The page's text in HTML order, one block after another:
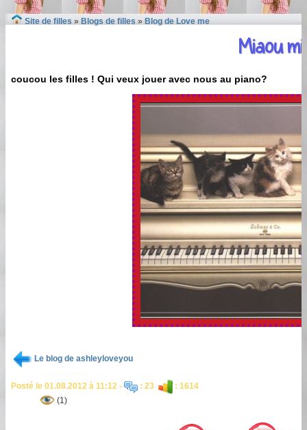
Site de filles » Blogs de filles » Blog de Love me
Miaou
coucou les filles ! Qui veux jouer avec nous au piano?
Le blog de ashleyloveyou
Posté le 01.08.2012 à 11:12 - : 23
: 1614
(1)